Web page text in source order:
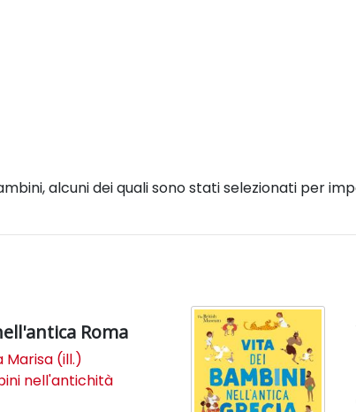
alcuni dei quali sono stati selezionati per
Roma
Marisa (ill.)
nell'antichità